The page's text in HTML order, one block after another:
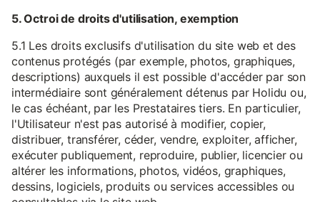
5. Octroi de droits d'utilisation, exemption
5.1 Les droits exclusifs d'utilisation du site web et des
contenus protégés (par exemple, photos, graphiques,
descriptions) auxquels il est possible d'accéder par son
intermédiaire sont généralement détenus par Holidu ou,
le cas échéant, par les Prestataires tiers. En particulier,
l'Utilisateur n'est pas autorisé à modifier, copier,
distribuer, transférer, céder, vendre, exploiter, afficher,
exécuter publiquement, reproduire, publier, licencier ou
altérer les informations, photos, vidéos, graphiques,
dessins, logiciels, produits ou services accessibles ou